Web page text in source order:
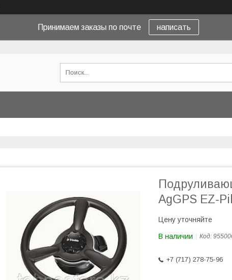
Принимаем заказы по почте написать
AgGPS EZ-
Цену уточняйте
В наличии Код:
+7 (717) 278-75-96